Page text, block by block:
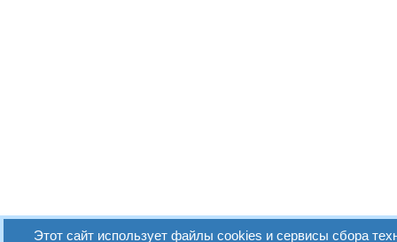
Этот сайт использует файлы cookies и сервисы сбора